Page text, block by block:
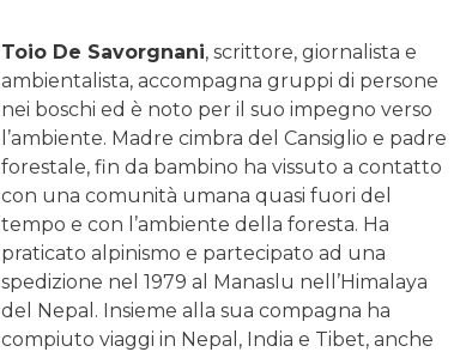
Toio De Savorgnani, scrittore, giornalista e
ambientalista, accompagna gruppi di persone
nei boschi ed è noto per il suo impegno verso
l’ambiente. Madre cimbra del Cansiglio e padre
forestale, fin da bambino ha vissuto a contatto
con una comunità umana quasi fuori del
tempo e con l’ambiente della foresta. Ha
praticato alpinismo e partecipato ad una
spedizione nel 1979 al Manaslu nell’Himalaya
del Nepal. Insieme alla sua compagna ha
compiuto viaggi in Nepal, India e Tibet, anche